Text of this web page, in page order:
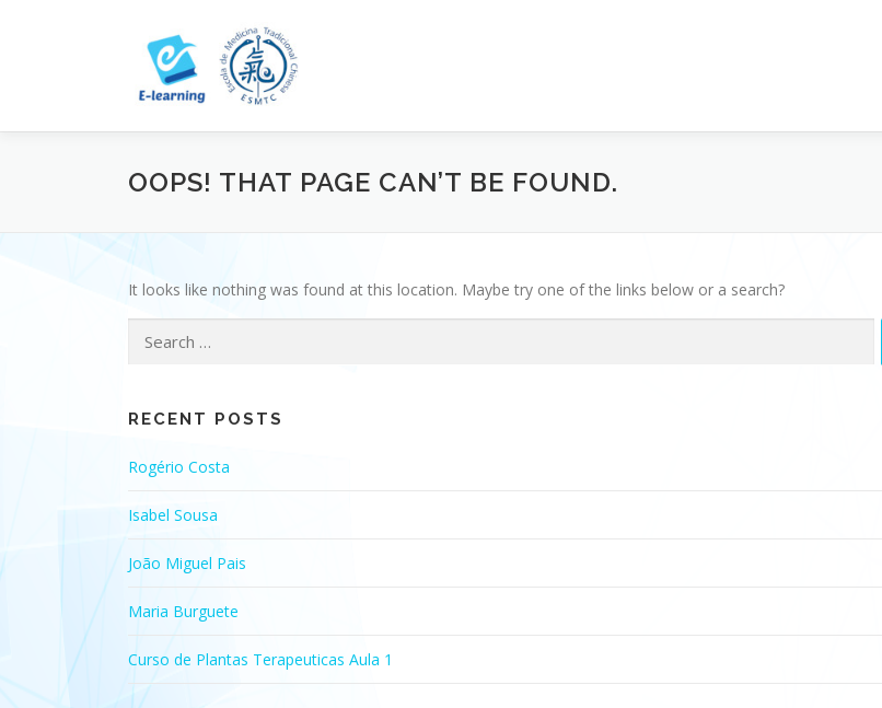
OOPS! THAT PAGE CAN’T BE FOUND.
It looks like nothing was found at this location. Maybe try one of the links below or a search?
for:
RECENT POSTS
Rogério Costa
Isabel Sousa
João Miguel Pais
Maria Burguete
Curso de Plantas Terapeuticas Aula 1